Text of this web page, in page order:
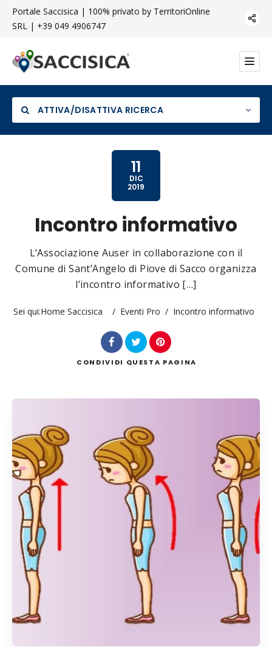
Portale Saccisica | 100% privato by TerritoriOnline
SRL | +39 049 4906747
ATTIVA/DISATTIVA RICERCA
Cerca
11
DIC
2019
Incontro informativo
L’Associazione Auser in collaborazione con il
Comune di Sant’Angelo di Piove di Sacco organizza
l’incontro informativo […]
Sei qui:Home Saccisica / Eventi Pro / Incontro informativo
CONDIVIDI QUESTA PAGINA